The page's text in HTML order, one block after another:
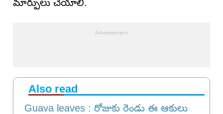
మార్పులు చేయాలి.
Also read
Guava leaves : రోజుకు రెండు ఈ ఆకులు